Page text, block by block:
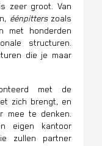
zeer groot. Van
éénpitterszoals
met honderden
structuren.
die je maar
met de
zich brengt, en
mee te denken.
eigen kantoor
zullen partner